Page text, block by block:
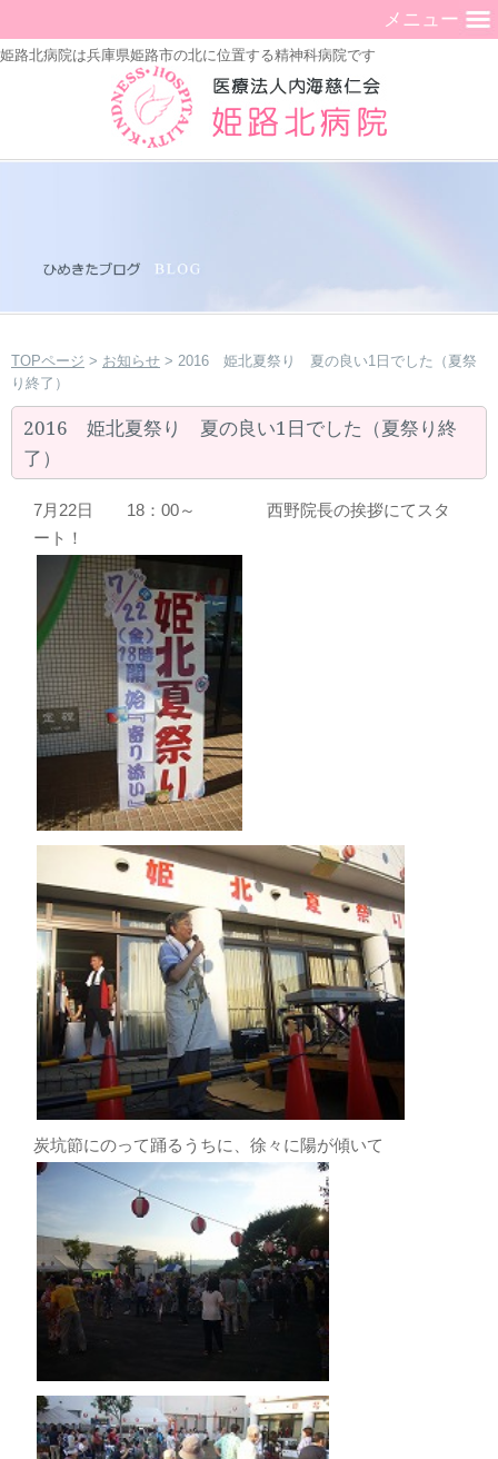
姫路北病院は兵庫県姫路市の北に位置する精神科病院です
メニュー
TOPページ > お知らせ > 2016 姫北夏祭り 夏の良い1日でした（夏祭
り終了）
2016 姫北夏祭り 夏の良い1日でした（夏祭り終
了）
7月22日 18：00～
西野院長の挨拶にてスタ
ート！
炭坑節にのって踊るうちに、徐々に陽が傾いて